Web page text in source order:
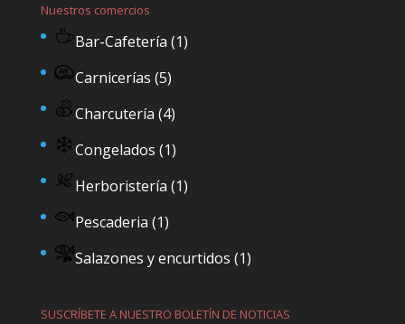
Nuestros comercios
Bar-Cafetería (1)
Carnicerías (5)
Charcutería (4)
Congelados (1)
Herboristería (1)
Pescaderia (1)
Salazones y encurtidos (1)
SUSCRÍBETE A NUESTRO BOLETÍN DE NOTICIAS